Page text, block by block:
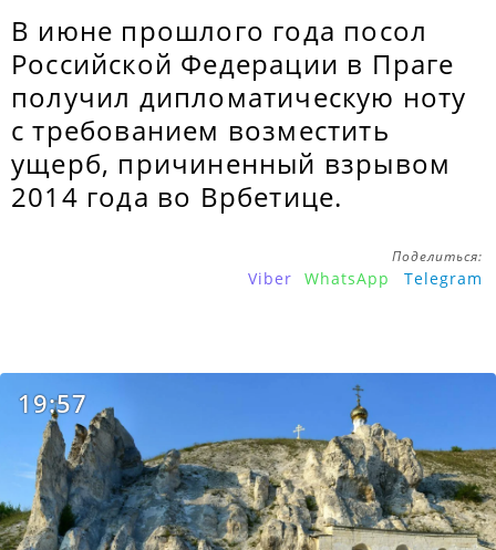
В июне прошлого года посол
Российской Федерации в Праге
получил дипломатическую ноту
с требованием возместить
ущерб, причиненный взрывом
2014 года во Врбетице.
Поделиться:
Viber WhatsApp Telegram
19:57